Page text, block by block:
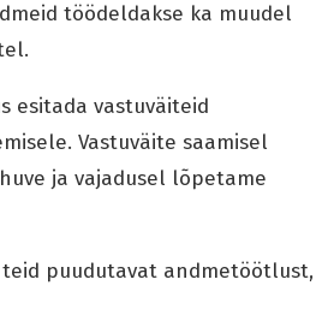
töödeldakse ka muudel
esitada vastuväiteid
Vastuväite saamisel
ja vajadusel lõpetame
puudutavat andmetöötlust,